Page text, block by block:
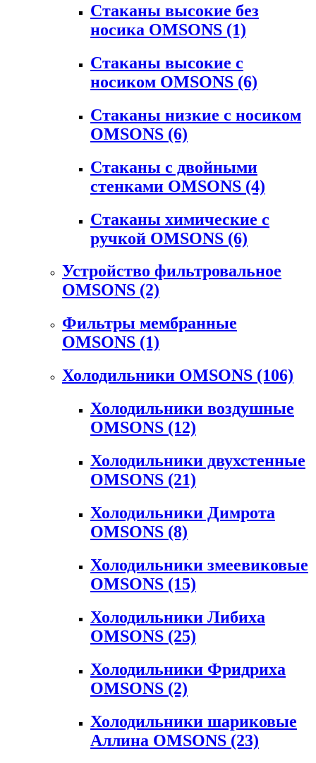
Стаканы высокие без
носика OMSONS (1)
Стаканы высокие с
носиком OMSONS (6)
Стаканы низкие с носиком
OMSONS (6)
Стаканы с двойными
стенками OMSONS (4)
Стаканы химические с
ручкой OMSONS (6)
Устройство фильтровальное
OMSONS (2)
Фильтры мембранные
OMSONS (1)
Холодильники OMSONS (106)
Холодильники воздушные
OMSONS (12)
Холодильники двухстенные
OMSONS (21)
Холодильники Димрота
OMSONS (8)
Холодильники змеевиковые
OMSONS (15)
Холодильники Либиха
OMSONS (25)
Холодильники Фридриха
OMSONS (2)
Холодильники шариковые
Аллина OMSONS (23)